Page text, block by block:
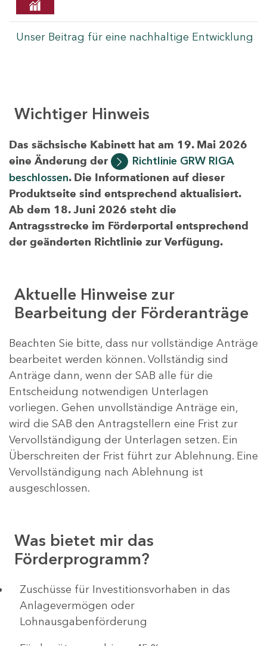
Unser Beitrag für eine nachhaltige Entwicklung
Wichtiger Hinweis
Das sächsische Kabinett hat am 19. Mai 2026
eine Änderung der
Richtlinie GRW RIGA
beschlossen. Die Informationen auf dieser
Produktseite sind entsprechend aktualisiert.
Ab dem 18. Juni 2026 steht die
Antragsstrecke im Förderportal entsprechend
der geänderten Richtlinie zur Verfügung.
Aktuelle Hinweise zur
Bearbeitung der Förderanträge
Beachten Sie bitte, dass nur vollständige Anträge
bearbeitet werden können. Vollständig sind
Anträge dann, wenn der SAB alle für die
Entscheidung notwendigen Unterlagen
vorliegen. Gehen unvollständige Anträge ein,
wird die SAB den Antragstellern eine Frist zur
Vervollständigung der Unterlagen setzen. Ein
Überschreiten der Frist führt zur Ablehnung. Eine
Vervollständigung nach Ablehnung ist
ausgeschlossen.
Was bietet mir das
Förderprogramm?
​​​​​​Zuschüsse für Investitionsvorhaben in das
Anlagevermögen oder
Lohnausgabenförderung